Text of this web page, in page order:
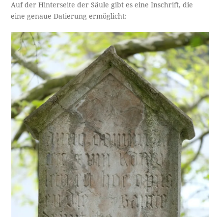
Auf der Hinterseite der Säule gibt es eine Inschrift, die
eine genaue Datierung ermöglicht: